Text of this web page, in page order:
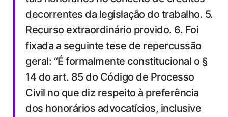
decorrentes da legislação do trabalho. 5.
Recurso extraordinário provido. 6. Foi
fixada a seguinte tese de repercussão
geral: “É formalmente constitucional o §
14 do art. 85 do Código de Processo
Civil no que diz respeito à preferência
dos honorários advocatícios, inclusive